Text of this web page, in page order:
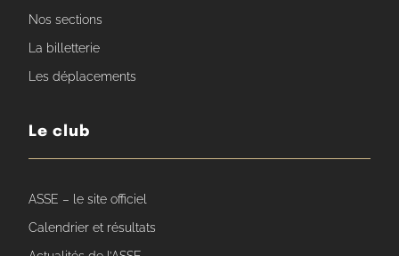
Nos sections
La billetterie
Les déplacements
Le club
ASSE – le site officiel
Calendrier et résultats